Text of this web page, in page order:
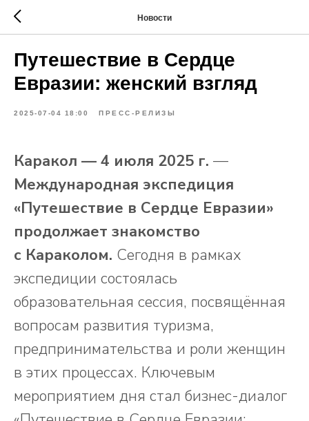
Новости
Путешествие в Сердце
Евразии: женский взгляд
2025-07-04 18:00 ПРЕСС-РЕЛИЗЫ
Каракол — 4 июля 2025 г. —
Международная экспедиция
«Путешествие в Сердце Евразии»
продолжает знакомство
с Караколом. Сегодня в рамках
экспедиции состоялась
образовательная сессия, посвящённая
вопросам развития туризма,
предпринимательства и роли женщин
в этих процессах. Ключевым
мероприятием дня стал бизнес-диалог